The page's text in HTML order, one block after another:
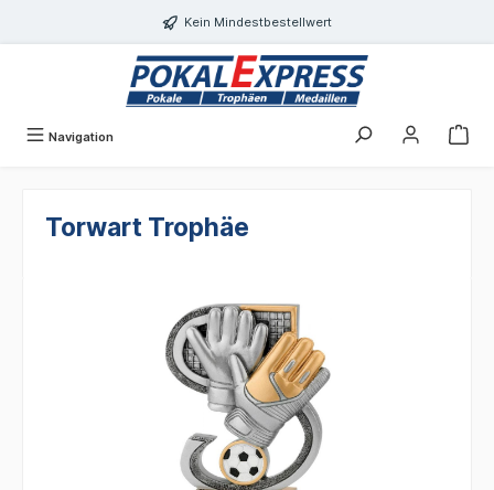
Kein Mindestbestellwert
Navigation
Torwart Trophäe
Bildergalerie überspringen